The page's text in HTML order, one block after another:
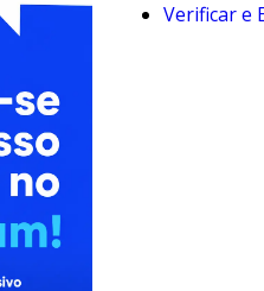
Verificar e